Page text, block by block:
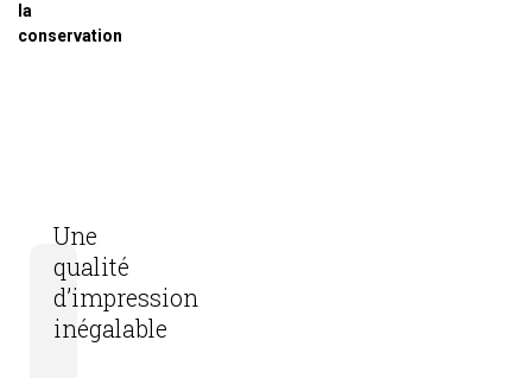
la
conservation
Une
qualité
d’impression
inégalable